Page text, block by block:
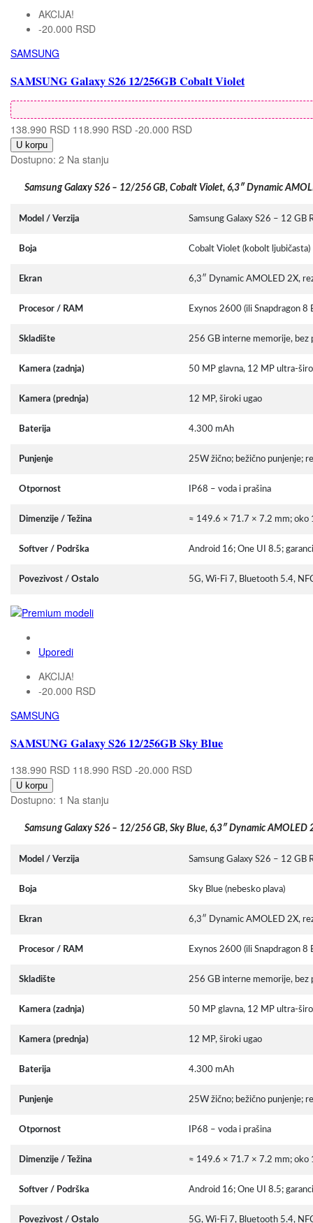
AKCIJA!
-20.000 RSD
SAMSUNG
SAMSUNG Galaxy S26 12/256GB Cobalt Violet
138.990 RSD 118.990 RSD -20.000 RSD
U korpu
Dostupno: 2 Na stanju
Samsung Galaxy S26 – 12/256 GB, Cobalt Violet, 6,3″ Dynamic
Model / Verzija Samsung Galaxy S26 – 12 GB
Boja Cobalt Violet (kobolt ljubičasta)
Ekran 6,3″ Dynamic AMOLED 2X,
Procesor / RAM Exynos 2600 (ili Snapdragon
Skladište 256 GB interne memorije, bez
Kamera (zadnja) 50 MP glavna, 12 MP ultra-
Kamera (prednja) 12 MP, široki ugao
Baterija 4.300 mAh
Punjenje 25W žično; bežično punjenje;
Otpornost IP68 – voda i prašina
Dimenzije / Težina ≈ 149.6 × 71.7 × 7.2 mm; oko
Softver / Podrška Android 16; One UI 8.5;
Povezivost / Ostalo 5G, Wi-Fi 7, Bluetooth 5.4,
Uporedi
AKCIJA!
-20.000 RSD
SAMSUNG
SAMSUNG Galaxy S26 12/256GB Sky Blue
138.990 RSD 118.990 RSD -20.000 RSD
U korpu
Dostupno: 1 Na stanju
Samsung Galaxy S26 – 12/256 GB, Sky Blue, 6,3″ Dynamic AMOLED
Model / Verzija Samsung Galaxy S26 – 12 GB
Boja Sky Blue (nebesko plava)
Ekran 6,3″ Dynamic AMOLED 2X,
Procesor / RAM Exynos 2600 (ili Snapdragon
Skladište 256 GB interne memorije, bez
Kamera (zadnja) 50 MP glavna, 12 MP ultra-
Kamera (prednja) 12 MP, široki ugao
Baterija 4.300 mAh
Punjenje 25W žično; bežično punjenje;
Otpornost IP68 – voda i prašina
Dimenzije / Težina ≈ 149.6 × 71.7 × 7.2 mm; oko
Softver / Podrška Android 16; One UI 8.5;
Povezivost / Ostalo 5G, Wi-Fi 7, Bluetooth 5.4,